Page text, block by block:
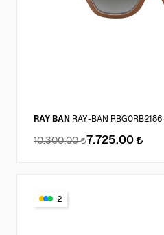
RAY BAN RAY-BAN
10.300,00 7.725,00
2